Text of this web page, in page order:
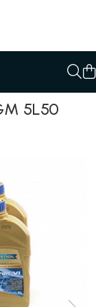
5L50